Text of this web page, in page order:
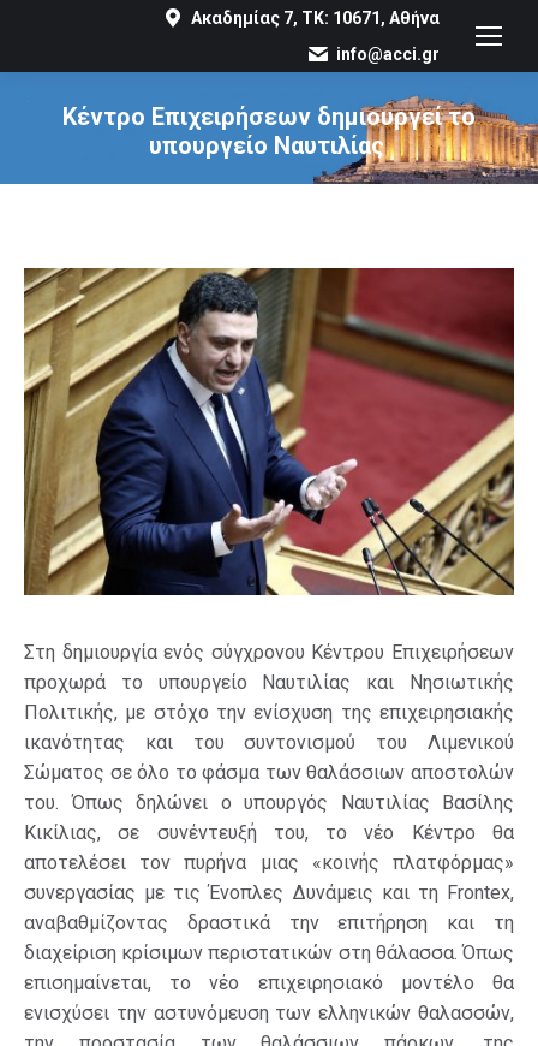
Ακαδημίας 7, ΤΚ: 10671, Αθήνα
info@acci.gr
Κέντρο Επιχειρήσεων δημιουργεί το
υπουργείο Ναυτιλίας
You are here:
Στη δημιουργία ενός σύγχρονου Κέντρου Επιχειρήσεων
προχωρά το υπουργείο Ναυτιλίας και Νησιωτικής
Πολιτικής, με στόχο την ενίσχυση της επιχειρησιακής
ικανότητας και του συντονισμού του Λιμενικού
Σώματος σε όλο το φάσμα των θαλάσσιων αποστολών
του. Όπως δηλώνει ο υπουργός Ναυτιλίας Βασίλης
Κικίλιας, σε συνέντευξή του, το νέο Κέντρο θα
αποτελέσει τον πυρήνα μιας «κοινής πλατφόρμας»
συνεργασίας με τις Ένοπλες Δυνάμεις και τη Frontex,
αναβαθμίζοντας δραστικά την επιτήρηση και τη
διαχείριση κρίσιμων περιστατικών στη θάλασσα. Όπως
επισημαίνεται, το νέο επιχειρησιακό μοντέλο θα
ενισχύσει την αστυνόμευση των ελληνικών θαλασσών,